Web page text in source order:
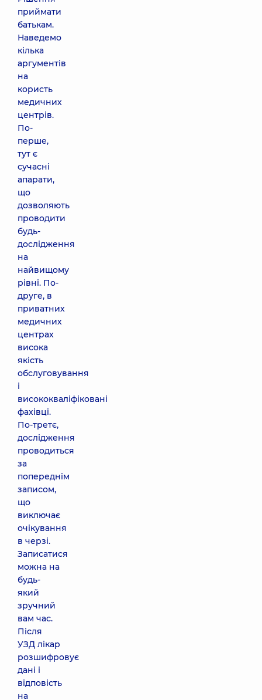
приймати
батькам.
Наведемо
кілька
аргументів
на
користь
медичних
центрів.
По-
перше,
тут є
сучасні
апарати,
що
дозволяють
проводити
будь-
дослідження
на
найвищому
рівні. По-
друге, в
приватних
медичних
центрах
висока
якість
обслуговування
і
висококваліфіковані
фахівці.
По-третє,
дослідження
проводиться
за
попереднім
записом,
що
виключає
очікування
в черзі.
Записатися
можна на
будь-
який
зручний
вам час.
Після
УЗД лікар
розшифровує
дані і
відповість
на